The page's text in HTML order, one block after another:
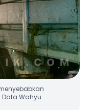
Dafa Wahyu